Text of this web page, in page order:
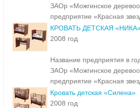
ЗАОр «Можгинское
предприятие «Красная
КРОВАТЬ ДЕТСКАЯ
2008 год
Название предприятия в
ЗАОр «Можгинское
предприятие «Красная
Кровать детская «Силена»
2008 год